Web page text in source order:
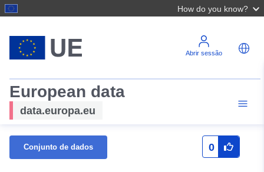
How do you know?
Abrir sessão
European data
data.europa.eu
Conjunto de dados 0